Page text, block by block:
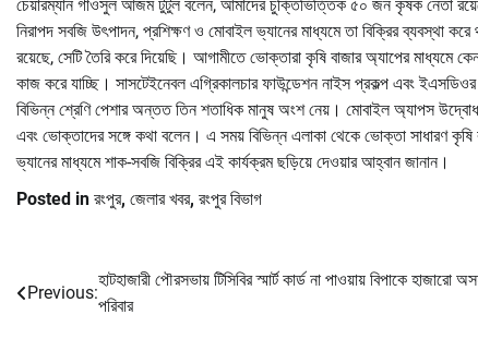
চেয়ারম্যান গাওসুল আজম টুটুল বলেন, আমাদের চুক্তিভিত্তিক ৫০ জন কৃষক নেতা
নিরাপদ সবজি উৎপাদন, প্রশিক্ষণ ও মোবাইল ভ্যানের মাধ্যমে তা বিক্রির ব্যবস্থা
রয়েছে, সেটি তৈরি করে দিয়েছি। আগামীতে ভোক্তারা কৃষি বাজার অ্যাপের মাধ্যমে
কাজ করে যাচ্ছি। সাসটেইনেবল এগ্রিকালচার ফাউন্ডেশন নাইস প্রকল্প এবং
বিভিন্ন শ্রেণি পেশার অন্তত তিন শতাধিক মানুষ অংশ নেয়। মোবাইল অ্যাপস
এবং ভোক্তাদের সঙ্গে কথা বলেন। এ সময় বিভিন্ন এলাকা থেকে ভোক্তা সাধারণ
ভ্যানের মাধ্যমে শাক-সবজি বিক্রির এই কার্যক্রম ছড়িয়ে দেওয়ার আহ্বান জানান।
Posted in রংপুর, জেলার খবর, রংপুর বিভাগ
Post
Previous:
হাটহাজারী পৌরসভায় টিসিবির স্মার্ট কার্ড না পাওয়ায় বিপাকে হাজারো
পরিবার